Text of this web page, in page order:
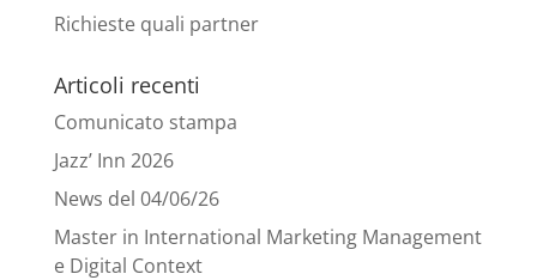
Richieste quali partner
Articoli recenti
Comunicato stampa
Jazz’ Inn 2026
News del 04/06/26
Master in International Marketing Management
e Digital Context